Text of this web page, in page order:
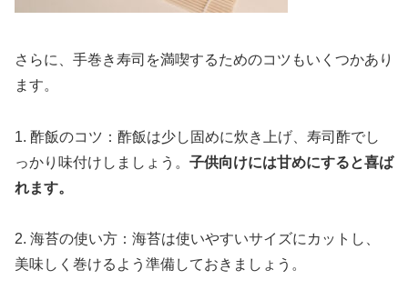
さらに、手巻き寿司を満喫するためのコツもいくつかあり
ます。
1. 酢飯のコツ：酢飯は少し固めに炊き上げ、寿司酢でし
っかり味付けしましょう。 子供向けには甘めにすると喜ば
れます。
2. 海苔の使い方：海苔は使いやすいサイズにカットし、
美味しく巻けるよう準備しておきましょう。